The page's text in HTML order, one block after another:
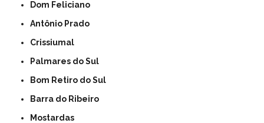
Dom Feliciano
Antônio Prado
Crissiumal
Palmares do Sul
Bom Retiro do Sul
Barra do Ribeiro
Mostardas